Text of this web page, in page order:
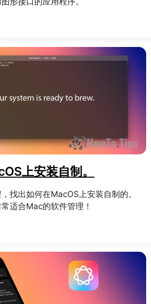
上安装自制。
找出如何在MacOS上安装自制的。
适合Mac的软件管理！